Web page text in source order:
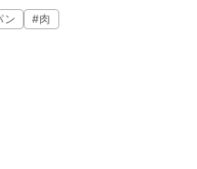
ン #肉